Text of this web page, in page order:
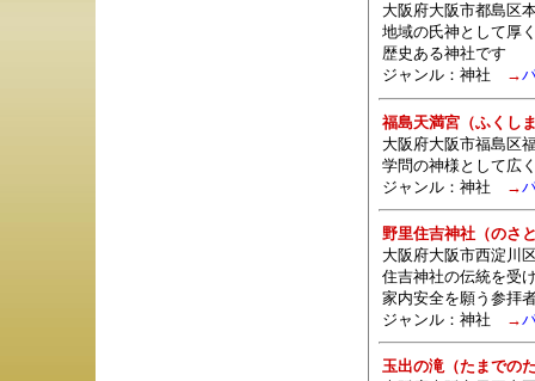
大阪府大阪市都島区
地域の氏神として厚
歴史ある神社です
ジャンル： 神社 →
福島天満宮（ふくし
大阪府大阪市福島区
学問の神様として広
ジャンル： 神社 →
野里住吉神社（のさ
大阪府大阪市西淀川
住吉神社の伝統を受
家内安全を願う参拝
ジャンル： 神社 →
玉出の滝（たまでの